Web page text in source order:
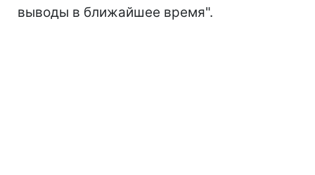
выводы в ближайшее время".